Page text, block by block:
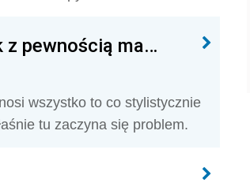
z pewnością ma…
wszystko to co stylistycznie
tu zaczyna się problem.